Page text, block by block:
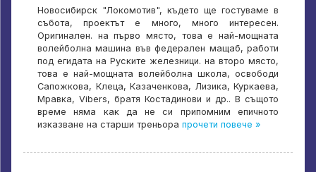
Новосибирск "Локомотив", където ще гостуваме в
събота, проектът е много, много интересен.
Оригинален. на първо място, това е най-мощната
волейболна машина във федерален мащаб, работи
под егидата на Руските железници. на второ място,
това е най-мощната волейболна школа, освободи
Сапожкова, Клеца, Казаченкова, Лизика, Куркаева,
Мравка, Vibers, братя Костадинови и др.. В същото
време няма как да не си припомним епичното
изказване на старши треньора прочети повече »